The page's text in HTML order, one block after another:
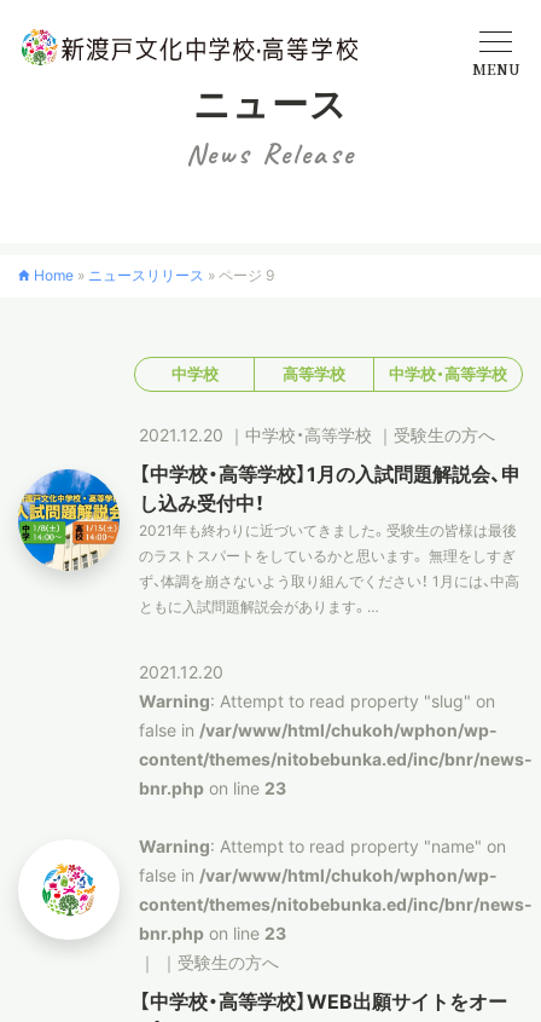
クロスカリキュラム
スタディツアー
教員ブログ
在校生・保護者・卒業生の方へ
MENU
ニュース
News Release
Home » ニュースリリース » ページ 9
中学校 高等学校 中学校・高等学校
2021.12.20 ｜ 中学校・高等学校 ｜ 受験生の方へ
【中学校・高等学校】1月の入試問題解説会、申
し込み受付中！
2021年も終わりに近づいてきました。受験生の皆様は最後
のラストスパートをしているかと思います。 無理をしすぎ
ず、体調を崩さないよう取り組んでください！ 1月には、中高
ともに入試問題解説会があります。…
2021.12.20
Warning: Attempt to read property "slug" on
false in /var/www/html/chukoh/wphon/wp-
content/themes/nitobebunka.ed/inc/bnr/news-
bnr.phpon line 23
Warning: Attempt to read property "name" on
false in /var/www/html/chukoh/wphon/wp-
content/themes/nitobebunka.ed/inc/bnr/news-
bnr.phpon line 23
｜
｜ 受験生の方へ
【中学校・高等学校】WEB出願サイトをオー